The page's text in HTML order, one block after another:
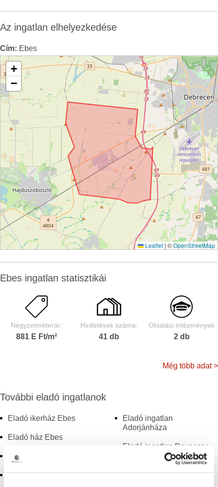
Az ingatlan elhelyezkedése
Cím: Ebes
+
−
Leaflet | ©OpenStreetMap
Ebes ingatlan statisztikái
Négyzetméterár:
881 E Ft/m²
Hirdetések száma:
41 db
Oktatási intézmények
2 db
Még több adat >
További eladó ingatlanok
Eladó ikerház Ebes
Eladó ház Ebes
Eladó ingatlan Kaba
Eladó ingatlan
Eladó ingatlan
Adorjánháza
Eladó ingatlan Devecser
Balatonrendes